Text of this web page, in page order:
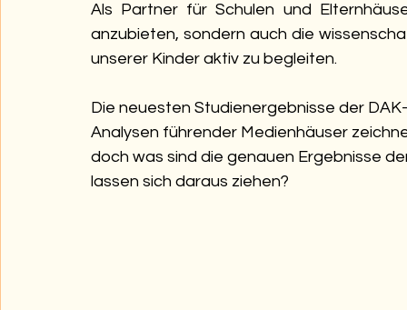
Als Partner für Schulen und
anzubieten, sondern auch die
unserer Kinder aktiv zu begleiten.
Die neuesten Studienergebnisse der
Analysen führender Medienhäuser
doch was sind die genauen Ergebnisse
lassen sich daraus ziehen?